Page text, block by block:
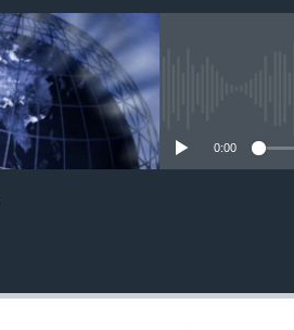
ຈອງ
0:00